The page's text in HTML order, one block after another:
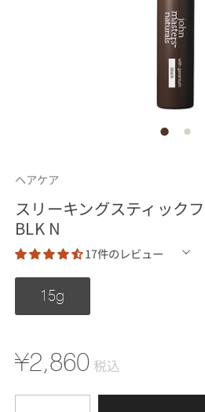
ヘアケア
スリーキングスティック
BLK N
17件のレビュー
15g
¥2,860 税込